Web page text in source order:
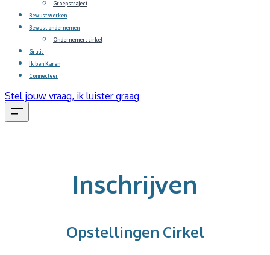
Groepstraject
Bewust werken
Bewust ondernemen
Ondernemerscirkel
Gratis
Ik ben Karen
Connecteer
Stel jouw vraag, ik luister graag
Inschrijven
Opstellingen Cirkel